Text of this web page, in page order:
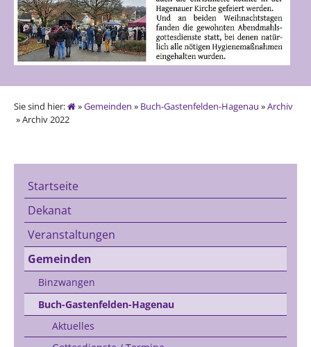
Sie sind hier: »Gemeinden » Buch-Gastenfelden-Hagenau »Archiv
» Archiv 2022
Startseite
Dekanat
Veranstaltungen
Gemeinden
Binzwangen
Buch-Gastenfelden-Hagenau
Aktuelles